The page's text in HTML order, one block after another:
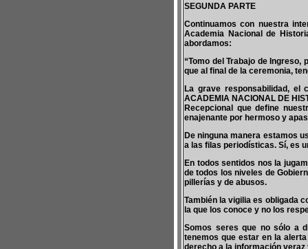
SEGUNDA PARTE
Continuamos con nuestra
Academia Nacional de
abordamos:
“Tomo del Trabajo de
que al final de la ceremonia,
La grave responsabilidad,
ACADEMIA NACIONAL DE
Recepcional que define
enajenante por hermoso y
De ninguna manera estamos
a las filas periodísticas. Sí, es
En todos sentidos nos la
de todos los niveles de
pillerías y de abusos.
También la vigilia es obligada
la que los conoce y no los
Somos seres que no sólo a
tenemos que estar en la
derecho a la información veraz